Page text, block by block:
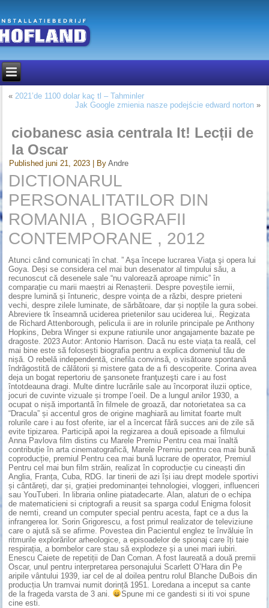
«2021’de 1100 dolar kaç tl – Tahminler
Jak Google zmienia nasze podejście edward norton»
ciobanesc asia centrala It! Lecții de
la Oscar
Published juni 21, 2023 By Andre
DICTIONARUL
PERSONALITATILOR DIN
ROMANIA , BIOGRAFII
CONTEMPORANE , 2012
Atunci când comunicați în chat. ” Aşa începe lucrarea Viaţa şi opera lui
Goya. Deși se considera cel mai bun desenator al timpului său, a
recunoscut că desenele sale “nu valorează aproape nimic” în
comparație cu marii maeștri ai Renașterii. Despre poveștile iernii,
despre lumină și întuneric, despre voința de a răzbi, despre prieteni
vechi, despre zilele luminate, de sărbătoare, dar și nopțile la gura sobei.
Abreviere tk înseamnă uciderea prietenilor sau uciderea lui,. Regizata
de Richard Attenborough, pelicula ii are in rolurile principale pe Anthony
Hopkins, Debra Winger si expune ratiunile unor angajamente bazate pe
dragoste. 2023 Autor: Antonio Harrison. Dacă nu este viața ta reală, cel
mai bine este să folosești biografia pentru a explica domeniul tău de
nișă. O rebelă independentă, cinefila convinsă, o visătoare spontană
îndrăgostită de călătorii și mistere gata de a fi descoperite. Corina avea
deja un bogat repertoriu de şansonete franţuzeşti care i au fost
întotdeauna dragi. Multe dintre lucrările sale au încorporat iluzii optice,
jocuri de cuvinte vizuale și trompe l’oeil. De a lungul anilor 1930, a
ocupat o nișă importantă în filmele de groază, dar notorietatea sa ca
“Dracula” și accentul gros de origine maghiară au limitat foarte mult
rolurile care i au fost oferite, iar el a încercat fără succes ani de zile să
evite tipizarea. Participă apoi la regizarea a două episoade a filmului
Anna Pavlova film distins cu Marele Premiu Pentru cea mai înaltă
contribuție în arta cinematografică, Marele Premiu pentru cea mai bună
coproducție, premiul Pentru cea mai bună lucrare de operator, Premiul
Pentru cel mai bun film străin, realizat în coproducție cu cineaști din
Anglia, Franța, Cuba, RDG. Iar tinerii de azi își iau drept modele sportivi
și cântăreți, dar și, grației predominanței tehnologiei, vloggeri, influenceri
sau YouTuberi. In libraria online piatadecarte. Alan, alaturi de o echipa
de matematicieni si criptografi a reusit sa sparga codul Enigma folosit
de nemti, creand un computer special pentru acesta, fapt ce a dus la
infrangerea lor. Sorin Grigorescu, a fost primul realizator de televiziune
care o ajută să se afirme. Povestea din Pacientul englez te învăluie în
ritmurile explorărilor arheologice, a episoadelor de spionaj care îți taie
respirația, a bombelor care stau să explodeze și a unei mari iubiri.
Enescu Caiete de repetiții de Dan Coman. A fost laureată a două premii
Oscar, unul pentru interpretarea personajului Scarlett O’Hara din Pe
aripile vântului 1939, iar cel de al doilea pentru rolul Blanche DuBois din
producția Un tramvai numit dorință 1951. Loredana a inceput sa cante
de la frageda varsta de 3 ani.
Spune mi ce gandesti si iti voi spune
cine esti.